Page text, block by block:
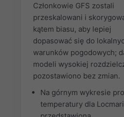
Członkowie GFS zostali
przeskalowani i
kątem biasu, aby lepiej
dopasować się do
warunków pogodowych;
modeli wysokiej
pozostawiono bez zmian.
Na górnym wykresie
temperatury dla